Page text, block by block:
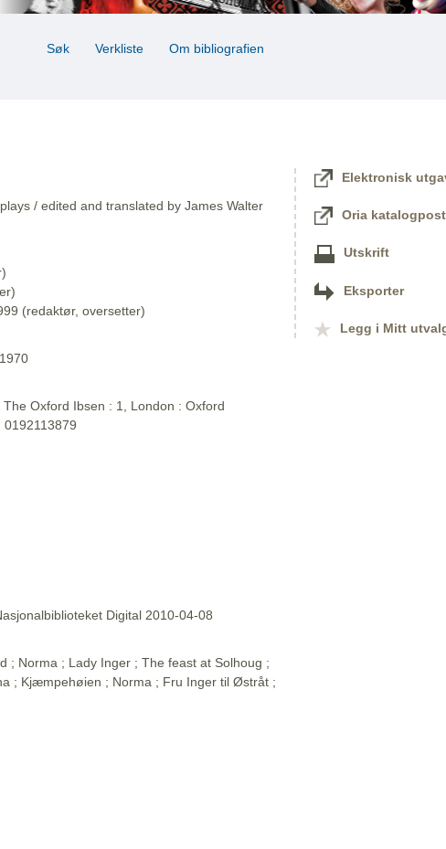
Søk Verkliste Om bibliografien
/ edited and translated by James Walter
(redaktør, oversetter)
Oxford Ibsen : 1, London : Oxford
0192113879
Digital 2010-04-08
; Norma ; Lady Inger ; The feast at Solhoug ;
; Kjæmpehøien ; Norma ; Fru Inger til Østråt ;
Elektronisk
Oria katalogpost
Utskrift
Eksporter
Legg i Mitt